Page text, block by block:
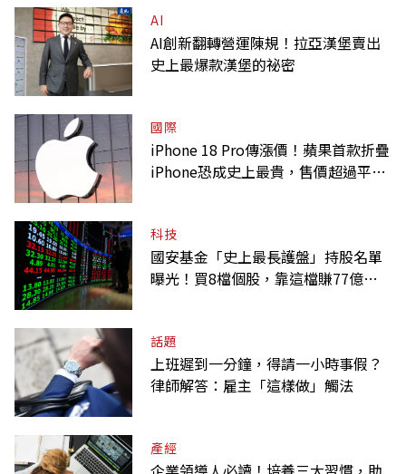
AI
AI創新翻轉營運陳規！拉亞漢堡賣出
史上最爆款漢堡的祕密
國際
iPhone 18 Pro傳漲價！蘋果首款折疊
iPhone恐成史上最貴，售價超過平均
科技
國安基金「史上最長護盤」持股名單
曝光！買8檔個股，靠這檔賺77億最
話題
上班遲到一分鐘，得請一小時事假？
律師解答：雇主「這樣做」觸法
產經